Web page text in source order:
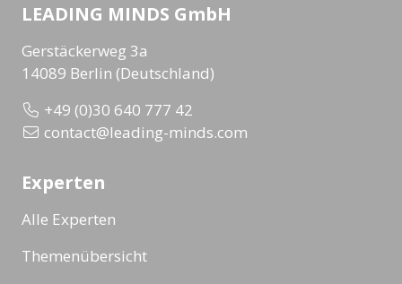
LEADING MINDS GmbH
Gerstäckerweg 3a
14089 Berlin (Deutschland)
+49 (0)30 640 777 42
contact@leading-minds.com
Experten
Alle Experten
Themenübersicht